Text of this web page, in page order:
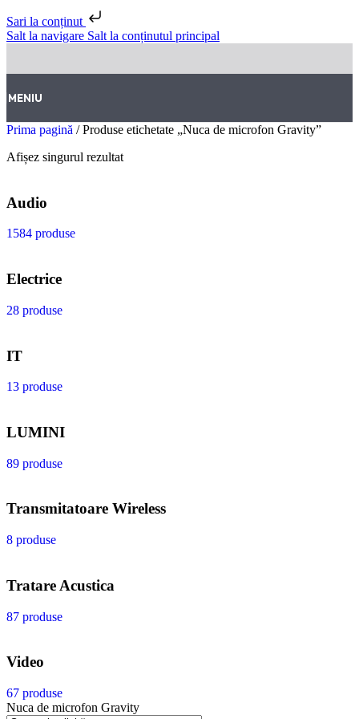
Sari la conținut
Salt la navigare Salt la conținutul principal
MENIU
Prima pagină / Produse etichetate „Nuca de microfon Gravity”
Afișez singurul rezultat
Audio
1584 produse
Electrice
28 produse
IT
13 produse
LUMINI
89 produse
Transmitatoare Wireless
8 produse
Tratare Acustica
87 produse
Video
67 produse
Nuca de microfon Gravity